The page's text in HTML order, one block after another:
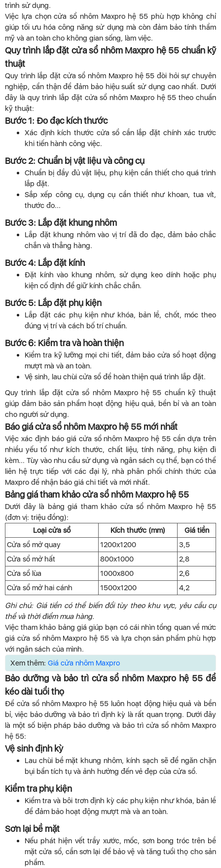
trình sử dụng.
Việc lựa chọn cửa sổ nhôm Maxpro hệ 55 phù hợp không chỉ
giúp tối ưu hóa công năng sử dụng mà còn đảm bảo tính thẩm
mỹ và an toàn cho không gian sống, làm việc.
Quy trình lắp đặt cửa sổ nhôm Maxpro hệ 55 chuẩn kỹ
thuật
Quy trình lắp đặt cửa sổ nhôm Maxpro hệ 55 đòi hỏi sự chuyên
nghiệp, cẩn thận để đảm bảo hiệu suất sử dụng cao nhất. Dưới
đây là quy trình lắp đặt cửa sổ nhôm Maxpro hệ 55 theo chuẩn
kỹ thuật:
Bước 1: Đo đạc kích thước
Xác định kích thước cửa sổ cần lắp đặt chính xác trước
khi tiến hành công việc.
Bước 2: Chuẩn bị vật liệu và công cụ
Chuẩn bị đầy đủ vật liệu, phụ kiện cần thiết cho quá trình
lắp đặt.
Sắp xếp công cụ, dụng cụ cần thiết như khoan, tua vít,
thước đo...
Bước 3: Lắp đặt khung nhôm
Lắp đặt khung nhôm vào vị trí đã đo đạc, đảm bảo chắc
chắn và thẳng hàng.
Bước 4: Lắp đặt kính
Đặt kính vào khung nhôm, sử dụng keo dính hoặc phụ
kiện cố định để giữ kính chắc chắn.
Bước 5: Lắp đặt phụ kiện
Lắp đặt các phụ kiện như khóa, bản lề, chốt, móc theo
đúng vị trí và cách bố trí chuẩn.
Bước 6: Kiểm tra và hoàn thiện
Kiểm tra kỹ lưỡng mọi chi tiết, đảm bảo cửa sổ hoạt động
mượt mà và an toàn.
Vệ sinh, lau chùi cửa sổ để hoàn thiện quá trình lắp đặt.
Quy trình lắp đặt cửa sổ nhôm Maxpro hệ 55 chuẩn kỹ thuật
giúp đảm bảo sản phẩm hoạt động hiệu quả, bền bỉ và an toàn
cho người sử dụng.
Báo giá cửa sổ nhôm Maxpro hệ 55 mới nhất
Việc xác định báo giá cửa sổ nhôm Maxpro hệ 55 cần dựa trên
nhiều yếu tố như kích thước, chất liệu, tính năng, phụ kiện đi
kèm... Tùy vào nhu cầu sử dụng và ngân sách cụ thể, bạn có thể
liên hệ trực tiếp với các đại lý, nhà phân phối chính thức của
Maxpro để nhận báo giá chi tiết và mới nhất.
Bảng giá tham khảo cửa sổ nhôm Maxpro hệ 55
Dưới đây là bảng giá tham khảo cửa sổ nhôm Maxpro hệ 55
(đơn vị: triệu đồng):
Loại cửa sổ
Kích thước (mm)
Giá tiền
Cửa sổ mở quay
1200x1200
3,5
Cửa sổ mở hất
800x1000
2,8
Cửa sổ lùa
1000x800
2,6
Cửa sổ mở hai cánh
1500x1200
4,2
Ghi chú: Giá tiền có thể biến đổi tùy theo khu vực, yêu cầu cụ
thể và thời điểm mua hàng.
Việc tham khảo bảng giá giúp bạn có cái nhìn tổng quan về mức
giá cửa sổ nhôm Maxpro hệ 55 và lựa chọn sản phẩm phù hợp
với ngân sách của mình.
Xem thêm: Giá cửa nhôm Maxpro
Bảo dưỡng và bảo trì cửa sổ nhôm Maxpro hệ 55 để
kéo dài tuổi thọ
Để cửa sổ nhôm Maxpro hệ 55 luôn hoạt động hiệu quả và bền
bỉ, việc bảo dưỡng và bảo trì định kỳ là rất quan trọng. Dưới đây
là một số biện pháp bảo dưỡng và bảo trì cửa sổ nhôm Maxpro
hệ 55:
Vệ sinh định kỳ
Lau chùi bề mặt khung nhôm, kính sạch sẽ để ngăn chặn
bụi bẩn tích tụ và ảnh hưởng đến vẻ đẹp của cửa sổ.
Kiểm tra phụ kiện
Kiểm tra và bôi trơn định kỳ các phụ kiện như khóa, bản lề
để đảm bảo hoạt động mượt mà và an toàn.
Sơn lại bề mặt
Nếu phát hiện vết trầy xước, mốc, sơn bong tróc trên bề
mặt cửa sổ, cần sơn lại để bảo vệ và tăng tuổi thọ cho sản
phẩm.